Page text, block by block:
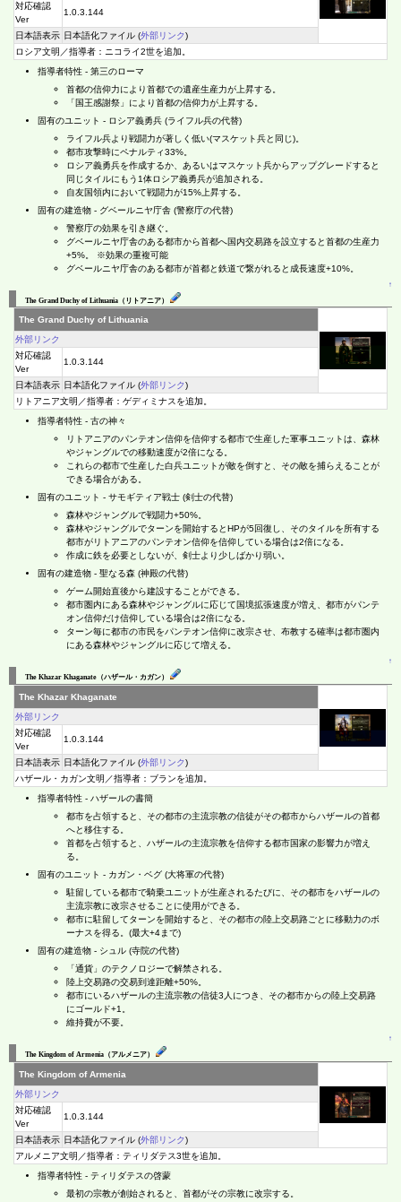
対応確認
Ver
1.0.3.144
日本語表示 日本語化ファイル (外部リンク)
ロシア文明／指導者：ニコライ2世を追加。
指導者特性 - 第三のローマ
首都の信仰力により首都での遺産生産力が上昇する。
「国王感謝祭」により首都の信仰力が上昇する。
固有のユニット - ロシア義勇兵 (ライフル兵の代替)
ライフル兵より戦闘力が著しく低い(マスケット兵と同じ)。
都市攻撃時にペナルティ33%。
ロシア義勇兵を作成するか、あるいはマスケット兵からアップグレードすると
同じタイルにもう1体ロシア義勇兵が追加される。
自友国領内において戦闘力が15%上昇する。
固有の建造物 - グベールニヤ庁舎 (警察庁の代替)
警察庁の効果を引き継ぐ。
グベールニヤ庁舎のある都市から首都へ国内交易路を設立すると首都の生産力
+5%。 ※効果の重複可能
グベールニヤ庁舎のある都市が首都と鉄道で繋がれると成長速度+10%。
↑
The Grand Duchy of Lithuania（リトアニア）
The Grand Duchy of Lithuania
外部リンク
対応確認
Ver
1.0.3.144
日本語表示 日本語化ファイル (外部リンク)
リトアニア文明／指導者：ゲディミナスを追加。
指導者特性 - 古の神々
リトアニアのパンテオン信仰を信仰する都市で生産した軍事ユニットは、森林
やジャングルでの移動速度が2倍になる。
これらの都市で生産した白兵ユニットが敵を倒すと、その敵を捕らえることが
できる場合がある。
固有のユニット - サモギティア戦士 (剣士の代替)
森林やジャングルで戦闘力+50%。
森林やジャングルでターンを開始するとHPが5回復し、そのタイルを所有する
都市がリトアニアのパンテオン信仰を信仰している場合は2倍になる。
作成に鉄を必要としないが、剣士より少しばかり弱い。
固有の建造物 - 聖なる森 (神殿の代替)
ゲーム開始直後から建設することができる。
都市圏内にある森林やジャングルに応じて国境拡張速度が増え、都市がパンテ
オン信仰だけ信仰している場合は2倍になる。
ターン毎に都市の市民をパンテオン信仰に改宗させ、布教する確率は都市圏内
にある森林やジャングルに応じて増える。
↑
The Khazar Khaganate（ハザール・カガン）
The Khazar Khaganate
外部リンク
対応確認
Ver
1.0.3.144
日本語表示 日本語化ファイル (外部リンク)
ハザール・カガン文明／指導者：ブランを追加。
指導者特性 - ハザールの書簡
都市を占領すると、その都市の主流宗教の信徒がその都市からハザールの首都
へと移住する。
首都を占領すると、ハザールの主流宗教を信仰する都市国家の影響力が増え
る。
固有のユニット - カガン・ベグ (大将軍の代替)
駐留している都市で騎乗ユニットが生産されるたびに、その都市をハザールの
主流宗教に改宗させることに使用ができる。
都市に駐留してターンを開始すると、その都市の陸上交易路ごとに移動力のボ
ーナスを得る。(最大+4まで)
固有の建造物 - シュル (寺院の代替)
「通貨」のテクノロジーで解禁される。
陸上交易路の交易到達距離+50%。
都市にいるハザールの主流宗教の信徒3人につき、その都市からの陸上交易路
にゴールド+1。
維持費が不要。
↑
The Kingdom of Armenia（アルメニア）
The Kingdom of Armenia
外部リンク
対応確認
Ver
1.0.3.144
日本語表示 日本語化ファイル (外部リンク)
アルメニア文明／指導者：ティリダテス3世を追加。
指導者特性 - ティリダテスの啓蒙
最初の宗教が創始されると、首都がその宗教に改宗する。